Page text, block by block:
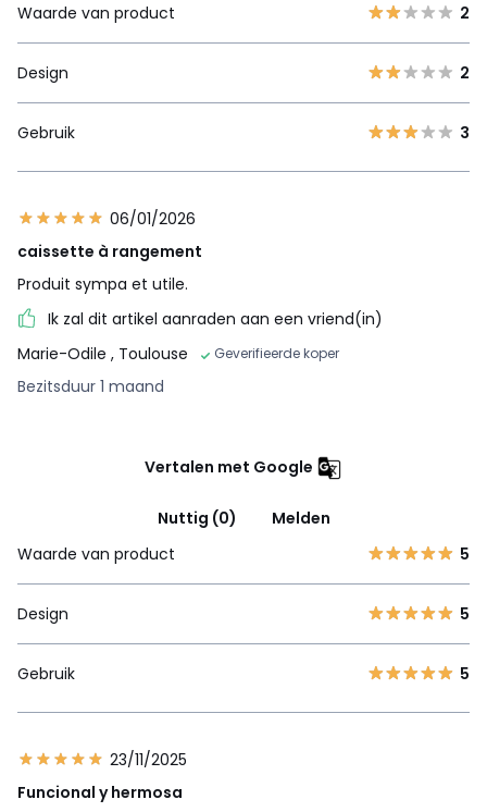
Waarde van product
2
Design 2
Gebruik 3
06/01/2026
caissette à rangement
Produit sympa et utile.
Ik zal dit artikel aanraden aan een vriend(in)
Marie-Odile , Toulouse Geverifieerde koper
Bezitsduur 1 maand
Vertalen met Google
Nuttig (0)
Melden
Waarde van product
5
Design 5
Gebruik 5
23/11/2025
Funcional y hermosa